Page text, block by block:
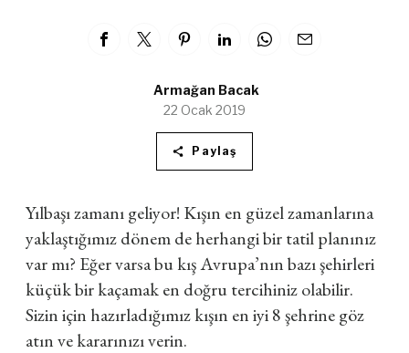
Armağan Bacak
22 Ocak 2019
Paylaş
Yılbaşı zamanı geliyor! Kışın en güzel zamanlarına
yaklaştığımız dönem de herhangi bir tatil planınız
var mı? Eğer varsa bu kış Avrupa’nın bazı şehirleri
küçük bir kaçamak en doğru tercihiniz olabilir.
Sizin için hazırladığımız kışın en iyi 8 şehrine göz
atın ve kararınızı verin.